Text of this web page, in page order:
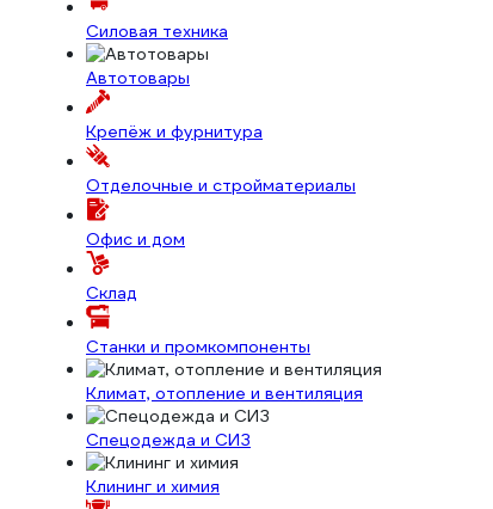
Силовая техника
Автотовары
Крепёж и фурнитура
Отделочные и стройматериалы
Офис и дом
Склад
Станки и промкомпоненты
Климат, отопление и вентиляция
Спецодежда и СИЗ
Клининг и химия